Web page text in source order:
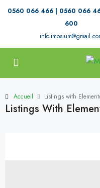
0560 066 466 | 0560 066
600
Accueil Listings with
Listings With